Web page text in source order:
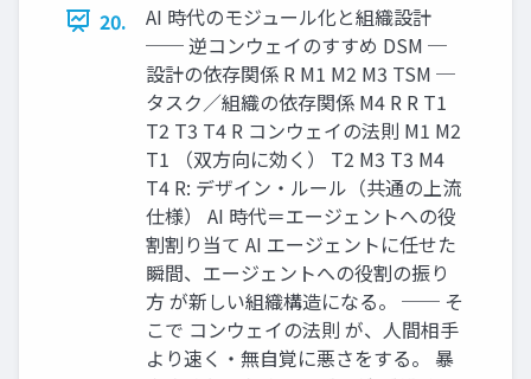
20.
AI 時代のモジュール化と組織設計
── 逆コンウェイのすすめ DSM ─
設計の依存関係 R M1 M2 M3 TSM ─
タスク／組織の依存関係 M4 R R T1
T2 T3 T4 R コンウェイの法則 M1 M2
T1 （双方向に効く） T2 M3 T3 M4
T4 R: デザイン・ルール（共通の上流
仕様） AI 時代＝エージェントへの役
割割り当て AI エージェントに任せた
瞬間、エージェントへの役割の振り
方 が新しい組織構造になる。 ── そ
こで コンウェイの法則 が、人間相手
より速く・無自覚に悪さをする。 暴